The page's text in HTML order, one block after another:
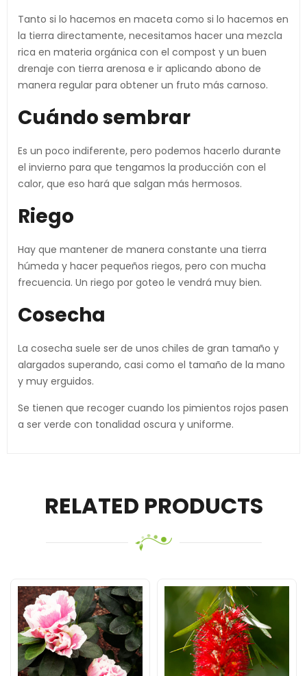
Tanto si lo hacemos en maceta como si lo hacemos en
la tierra directamente, necesitamos hacer una mezcla
rica en materia orgánica con el compost y un buen
drenaje con tierra arenosa e ir aplicando abono de
manera regular para obtener un fruto más carnoso.
Cuándo sembrar
Es un poco indiferente, pero podemos hacerlo durante
el invierno para que tengamos la producción con el
calor, que eso hará que salgan más hermosos.
Riego
Hay que mantener de manera constante una tierra
húmeda y hacer pequeños riegos, pero con mucha
frecuencia. Un riego por goteo le vendrá muy bien.
Cosecha
La cosecha suele ser de unos chiles de gran tamaño y
alargados superando, casi como el tamaño de la mano
y muy erguidos.
Se tienen que recoger cuando los pimientos rojos pasen
a ser verde con tonalidad oscura y uniforme.
RELATED PRODUCTS